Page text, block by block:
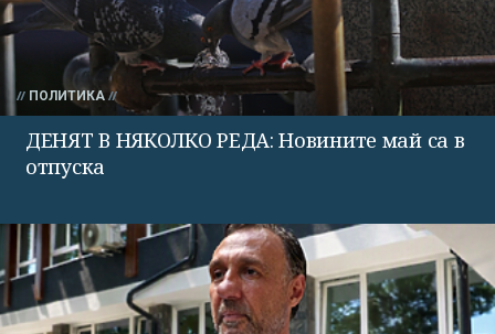
ПОЛИТИКА
ДЕНЯТ В НЯКОЛКО РЕДА: Новините май са в
отпуска